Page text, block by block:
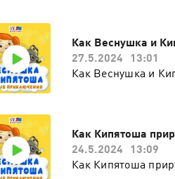
Как Веснушка и
27.5.2024
13:01
Как Веснушка и
Как Кипятоша
24.5.2024
13:09
Как Кипятоша